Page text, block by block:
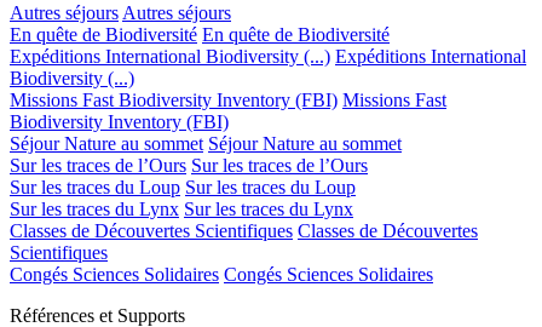
Autres séjours Autres séjours
En quête de Biodiversité En quête de Biodiversité
Expéditions International Biodiversity (...) Expéditions International
Biodiversity (...)
Missions Fast Biodiversity Inventory (FBI) Missions Fast
Biodiversity Inventory (FBI)
Séjour Nature au sommet Séjour Nature au sommet
Sur les traces de l’Ours Sur les traces de l’Ours
Sur les traces du Loup Sur les traces du Loup
Sur les traces du Lynx Sur les traces du Lynx
Classes de Découvertes Scientifiques Classes de Découvertes
Scientifiques
Congés Sciences Solidaires Congés Sciences Solidaires
Références et Supports